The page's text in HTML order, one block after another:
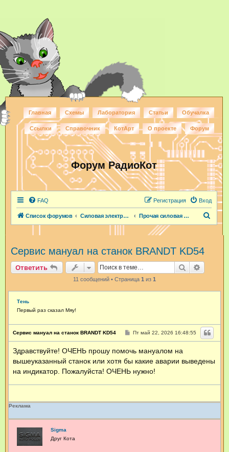
Главная Схемы Лаборатория Статьи Обучалка
Ссылки Справочник КотАрт О проекте Форум
Форум РадиоКот
FAQ Вход
Регистрация
Список форумов Силовая электроника Прочая силовая электроника
Сервис мануал на станок BRANDT KD54
Ответить Поиск
11 сообщений • Страница 1 из 1
Тень
Первый раз сказал Мяу!
Сервис мануал на станок BRANDT KD54
С
б
е
и
Пт май 22, 2026 16:48:55
Здравствуйте! ОЧЕНЬ прошу помочь мануалом на
вышеуказанный станок или хотя бы какие аварии выведены
на индикатор. Пожалуйста! ОЧЕНЬ нужно!
Реклама
Sigma
Друг Кота